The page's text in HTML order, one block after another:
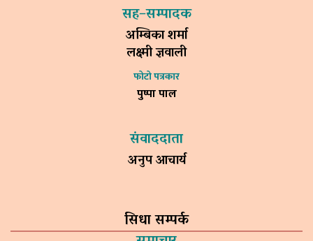
सह–सम्पादक
अम्बिका शर्मा
लक्ष्मी ज्ञवाली
फोटो पत्रकार
पुष्पा पाल
संवाददाता
अनुप आचार्य
सिधा सम्पर्क